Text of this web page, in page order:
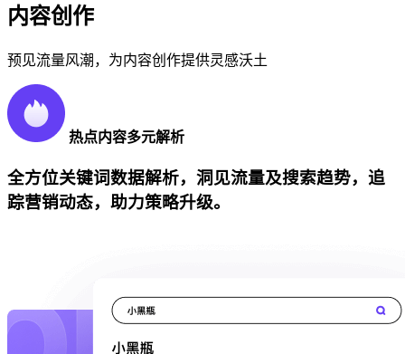
内容创作
预见流量风潮，为内容创作提供灵感沃土
热点内容多元解析
全方位关键词数据解析，洞见流量及搜索趋势，追
踪营销动态，助力策略升级。